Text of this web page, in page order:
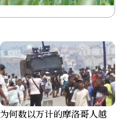
为何数以万计的摩洛哥人越